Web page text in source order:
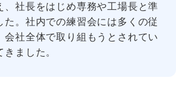
、社長をはじめ専務や工場長と準
た。社内での練習会には多くの従
会社全体で取り組もうとされてい
ました。